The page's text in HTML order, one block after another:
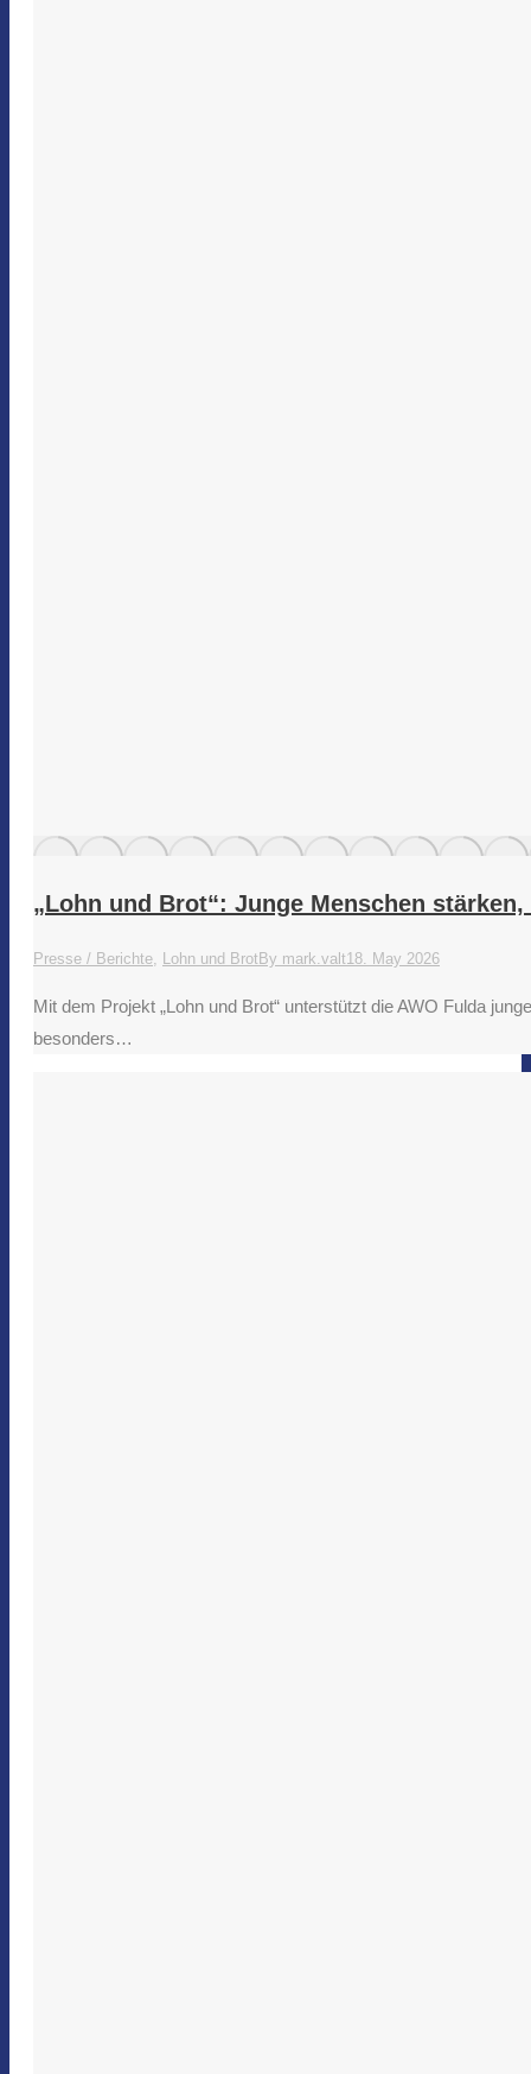
„Lohn und Brot“: Junge Menschen
Presse / Berichte, Lohn und BrotBy mark.valt18. May 2026
Mit dem Projekt „Lohn und Brot“ unterstützt die AWO Fulda
besonders…